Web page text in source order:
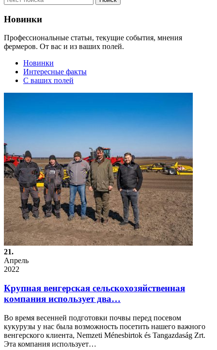
Новинки
Профессиональные статьи, текущие события, мнения
фермеров. От вас и из ваших полей.
Новинки
Интересные факты
С ваших полей
21.
Апрель
2022
Крупная венгерская сельскохозяйственная
компания использует два…
Во время весенней подготовки почвы перед посевом
кукурузы у нас была возможность посетить нашего важного
венгерского клиента, Nemzeti Ménesbirtok és Tangazdaság Zrt.
Эта компания использует…